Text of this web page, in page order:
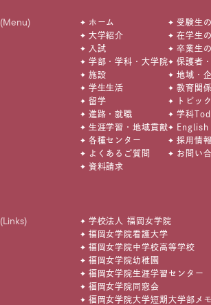
(Menu)
ホーム
大学紹介
入試
学部・学科・大学院
施設
学生生活
留学
進路・就職
生涯学習・地域貢献
各種センター
よくあるご質問
資料請求
受験生
在学生
卒業生
保護者
地域・
教育関
トピッ
学科
English
採用情報
お問い
(Links)
学校法人 福岡女学院
福岡女学院看護大学
福岡女学院中学校高等学校
福岡女学院幼稚園
福岡女学院生涯学習センター
福岡女学院同窓会
福岡女学院大学短期大学部メ